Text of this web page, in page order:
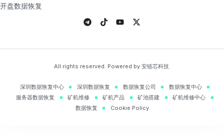
开盘数据恢复
All rights reserved. Powered by 安链芯科技.
深圳数据恢复中心 深圳数据恢复 数据恢复公司
数据恢复中心
服务器数据恢复
矿机维修 矿机产品 矿池搭建
矿机维修中心
数据恢复
Cookie Policy